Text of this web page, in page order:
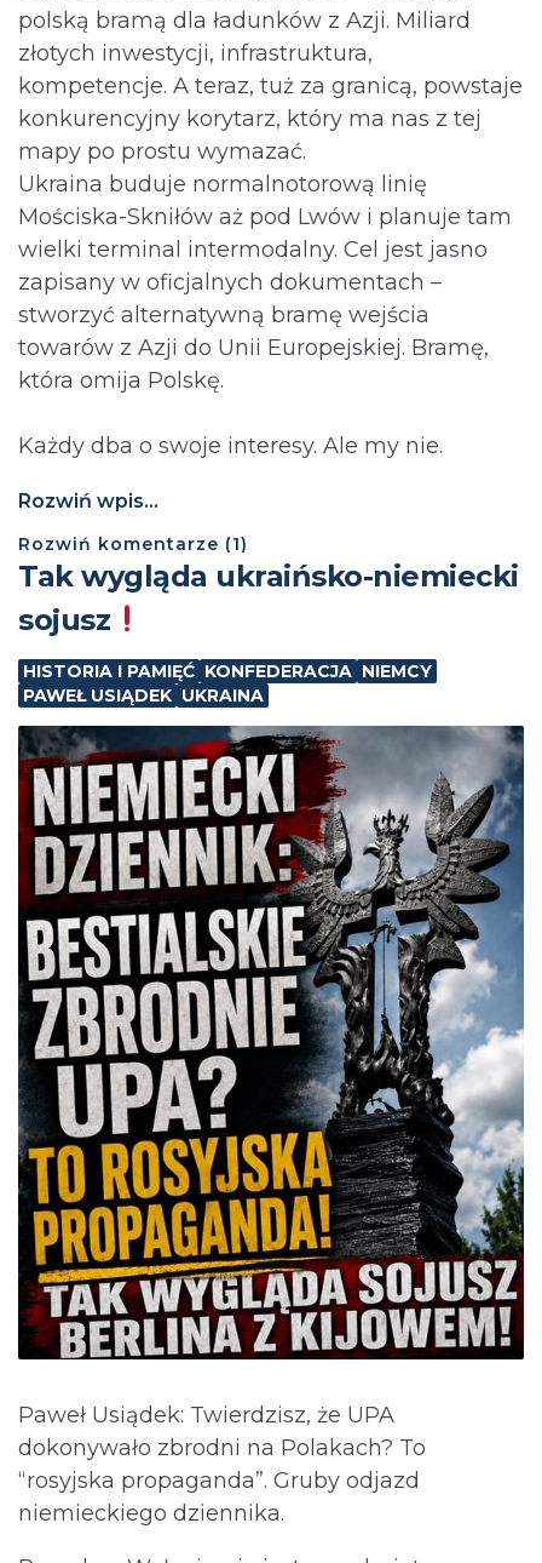
polską bramą dla ładunków z Azji. Miliard
złotych inwestycji, infrastruktura,
kompetencje. A teraz, tuż za granicą, powstaje
konkurencyjny korytarz, który ma nas z tej
mapy po prostu wymazać.
Ukraina buduje normalnotorową linię
Mościska-Skniłów aż pod Lwów i planuje tam
wielki terminal intermodalny. Cel jest jasno
zapisany w oficjalnych dokumentach –
stworzyć alternatywną bramę wejścia
towarów z Azji do Unii Europejskiej. Bramę,
która omija Polskę.
Każdy dba o swoje interesy. Ale my nie.
Rozwiń wpis...
Rozwiń komentarze (1)
Tak wygląda ukraińsko-niemiecki
sojusz
HISTORIA I PAMIĘĆ KONFEDERACJA NIEMCY
PAWEŁ USIĄDEK UKRAINA
Paweł Usiądek: Twierdzisz, że UPA
dokonywało zbrodni na Polakach? To
“rosyjska propaganda”. Gruby odjazd
niemieckiego dziennika.